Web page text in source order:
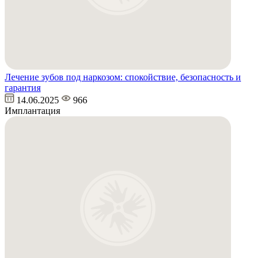
Лечение зубов под наркозом: спокойствие, безопасность и
гарантия
14.06.2025
966
Имплантация